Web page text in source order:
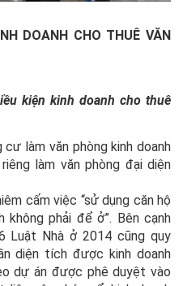
DOANH CHO THUÊ VĂN
kiện kinh doanh cho thuê
làm văn phòng kinh doanh
làm văn phòng đại diện
cấm việc “sử dụng căn hộ
phải để ở”. Bên cạnh
Luật Nhà ở 2014 cũng quy
diện tích được kinh doanh
dự án được phê duyệt vào